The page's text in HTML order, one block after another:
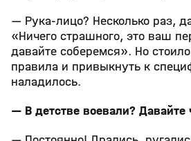
— Рука-лицо? Несколько раз,
«Ничего страшного, это ваш
давайте соберемся». Но
правила и привыкнуть к
наладилось.
— В детстве воевали? Давайте